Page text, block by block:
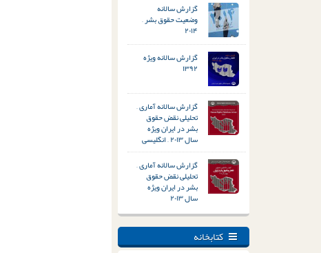
گزارش سالانه
وضعیت حقوق بشر –
۲۰۱۴
گزارش سالانه ویژه
۱۳۹۲
گزارش سالانه آماری –
تحلیلی نقض حقوق
بشر در ایران ویژه
سال ۲۰۱۳ – انگلیسی
گزارش سالانه آماری –
تحلیلی نقض حقوق
بشر در ایران ویژه
سال ۲۰۱۳
کتابخانه